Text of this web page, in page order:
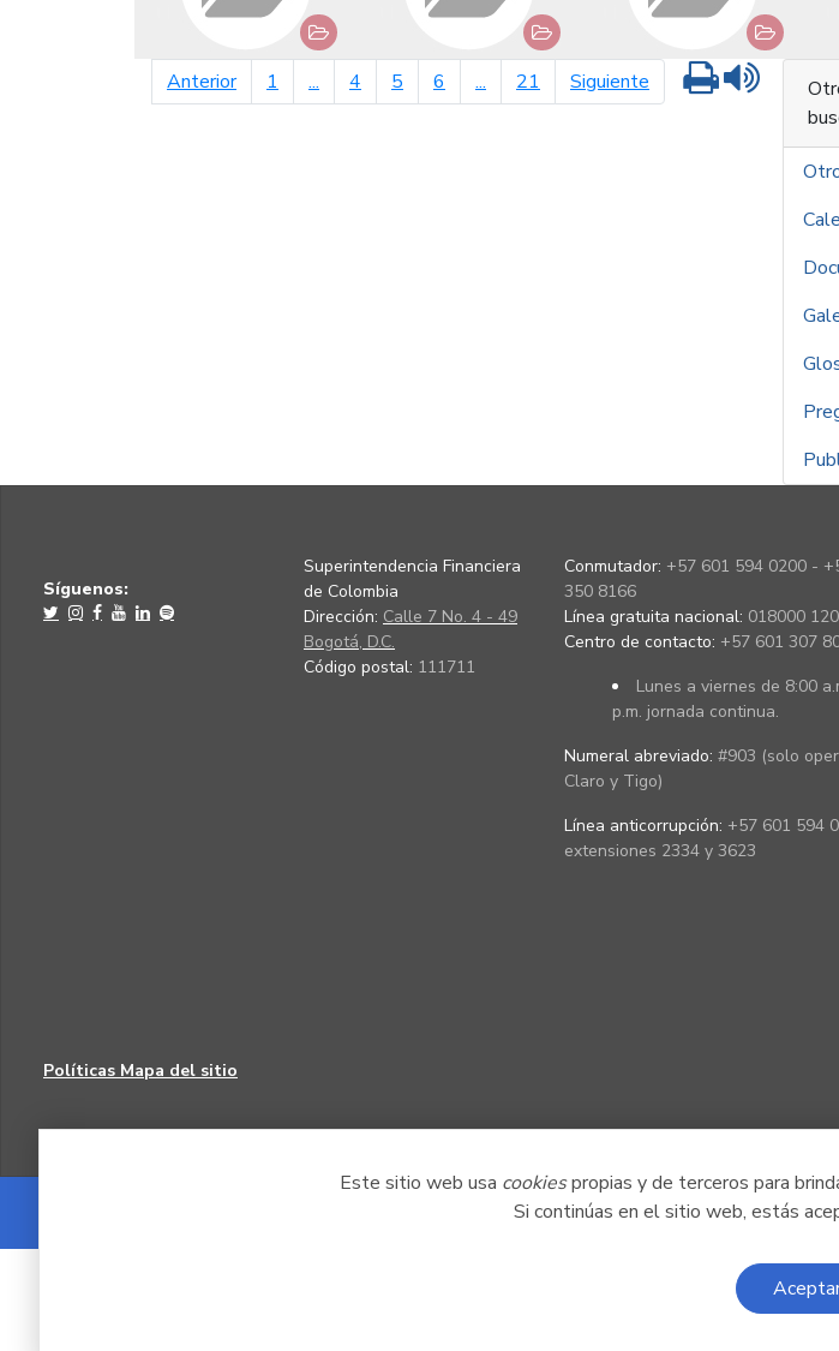
Este sitio web usa cookiespropias y de terceros para
Si continúas en el sitio web, estás
Anteriorpágina anterior
1 ... 4 5 6 ... 21 Siguientepágina siguiente
Imprimir
Síguenos:
Superintendencia Financiera
de Colombia
Dirección: Calle 7 No. 4 - 49
Bogotá, D.C.
Código postal: 111711
Conmutador: +57 601 594 0200 -
350 8166
Línea gratuita nacional: 018000
Centro de contacto: +57 601 307
Lunes a viernes de 8:00
p.m. jornada continua.
Numeral abreviado: #903 (solo
Claro y Tigo)
Línea anticorrupción: +57 601 594
extensiones 2334 y 3623
Políticas Mapa del sitio